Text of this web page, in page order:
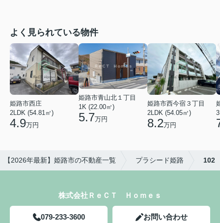
よく見られている物件
姫路市西庄
2LDK (54.81㎡)
4.9万円
姫路市青山北１丁目
1K (22.00㎡)
5.7万円
姫路市西今宿３丁目
2LDK (54.05㎡)
8.2万円
【2026年最新】姫路市の不動産一覧 プラシード姫路 102
株式会社ＲｅＣＴ Ｈｏｍｅｓ
079-233-3600 お問い合わせ